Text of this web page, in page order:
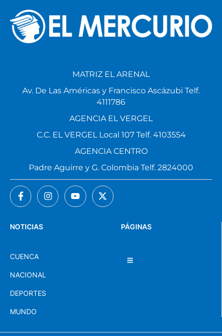
PÁGINAS
NOTICIAS
CUENCA
NACIONAL
DEPORTES
MUNDO
MATRIZ EL ARENAL
Av. De Las Américas y Francisco Ascázubi Telf.
4111786
AGENCIA EL VERGEL
C.C. EL VERGEL Local 107 Telf. 4103554
AGENCIA CENTRO
Padre Aguirre y G. Colombia Telf. 2824000